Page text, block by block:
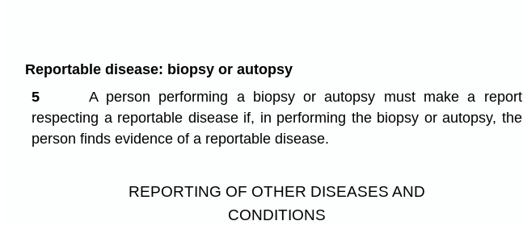
Reportable disease: biopsy or autopsy
5
A person performing a biopsy or autopsy must make a report
respecting a reportable disease if, in performing the biopsy or autopsy, the
person finds evidence of a reportable disease.
REPORTING OF OTHER DISEASES AND
CONDITIONS